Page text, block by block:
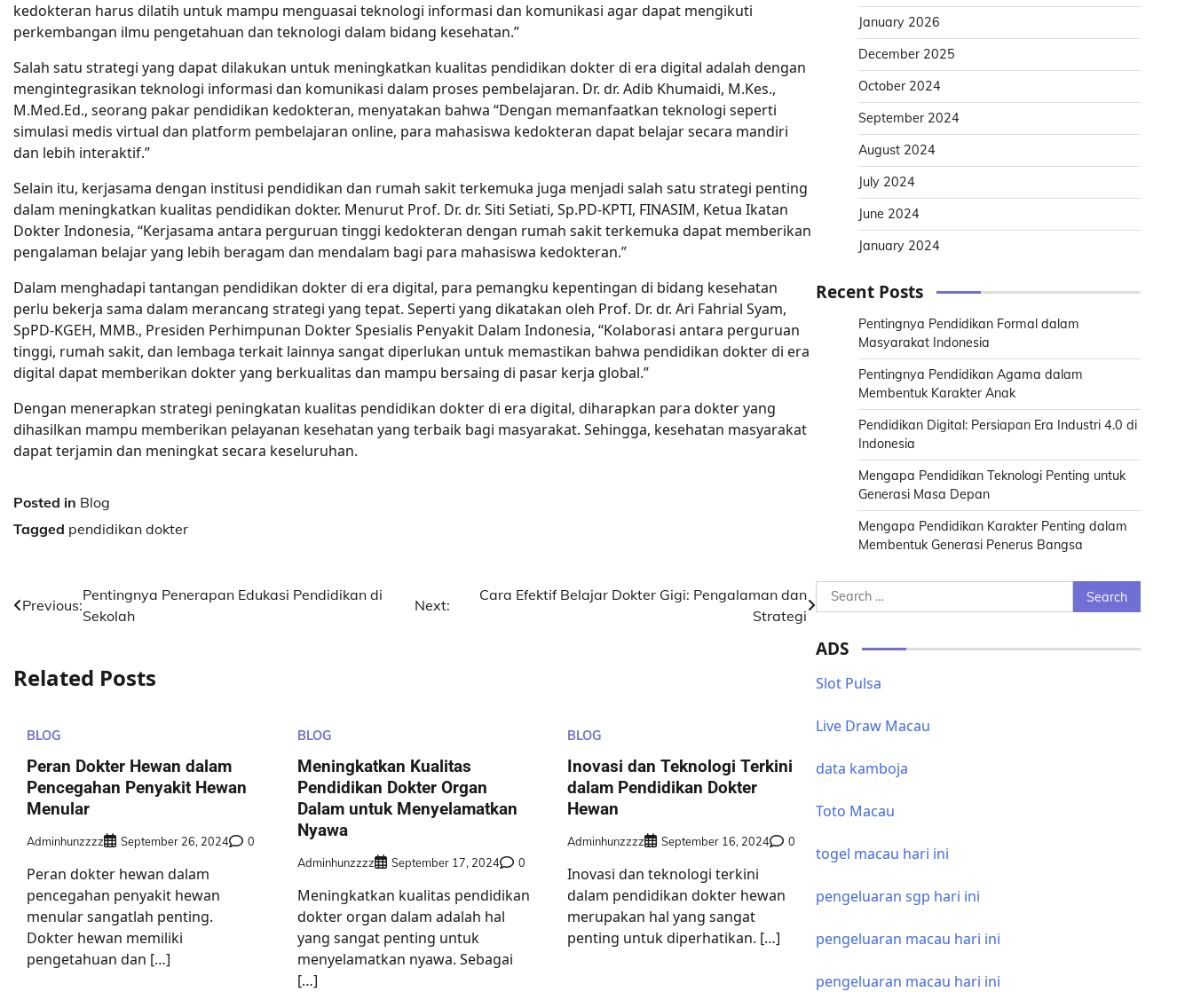
kedokteran harus dilatih untuk mampu menguasai teknologi informasi dan komunikasi agar dapat mengikuti
perkembangan ilmu pengetahuan dan teknologi dalam bidang kesehatan.”
Salah satu strategi yang dapat dilakukan untuk meningkatkan kualitas pendidikan dokter di era digital adalah dengan
mengintegrasikan teknologi informasi dan komunikasi dalam proses pembelajaran. Dr. dr. Adib Khumaidi, M.Kes.,
M.Med.Ed., seorang pakar pendidikan kedokteran, menyatakan bahwa “Dengan memanfaatkan teknologi seperti
simulasi medis virtual dan platform pembelajaran online, para mahasiswa kedokteran dapat belajar secara mandiri
dan lebih interaktif.”
Selain itu, kerjasama dengan institusi pendidikan dan rumah sakit terkemuka juga menjadi salah satu strategi penting
dalam meningkatkan kualitas pendidikan dokter. Menurut Prof. Dr. dr. Siti Setiati, Sp.PD-KPTI, FINASIM, Ketua Ikatan
Dokter Indonesia, “Kerjasama antara perguruan tinggi kedokteran dengan rumah sakit terkemuka dapat memberikan
pengalaman belajar yang lebih beragam dan mendalam bagi para mahasiswa kedokteran.”
Dalam menghadapi tantangan pendidikan dokter di era digital, para pemangku kepentingan di bidang kesehatan
perlu bekerja sama dalam merancang strategi yang tepat. Seperti yang dikatakan oleh Prof. Dr. dr. Ari Fahrial Syam,
SpPD-KGEH, MMB., Presiden Perhimpunan Dokter Spesialis Penyakit Dalam Indonesia, “Kolaborasi antara perguruan
tinggi, rumah sakit, dan lembaga terkait lainnya sangat diperlukan untuk memastikan bahwa pendidikan dokter di era
digital dapat memberikan dokter yang berkualitas dan mampu bersaing di pasar kerja global.”
Dengan menerapkan strategi peningkatan kualitas pendidikan dokter di era digital, diharapkan para dokter yang
dihasilkan mampu memberikan pelayanan kesehatan yang terbaik bagi masyarakat. Sehingga, kesehatan masyarakat
dapat terjamin dan meningkat secara keseluruhan.
Posted in Blog
Tagged pendidikan dokter
Post
navigation
Previous:
Pentingnya Penerapan Edukasi Pendidikan di
Sekolah
Next:
Cara Efektif Belajar Dokter Gigi: Pengalaman dan
Strategi
Related Posts
BLOG
Peran Dokter Hewan dalam
Pencegahan Penyakit Hewan
Menular
Adminhunzzzz September 26, 2024 0
Peran dokter hewan dalam
pencegahan penyakit hewan
menular sangatlah penting.
Dokter hewan memiliki
pengetahuan dan […]
BLOG
Meningkatkan Kualitas
Pendidikan Dokter Organ
Dalam untuk Menyelamatkan
Nyawa
Adminhunzzzz September 17, 2024 0
Meningkatkan kualitas pendidikan
dokter organ dalam adalah hal
yang sangat penting untuk
menyelamatkan nyawa. Sebagai
[…]
BLOG
Inovasi dan Teknologi Terkini
dalam Pendidikan Dokter
Hewan
Adminhunzzzz September 16, 2024 0
Inovasi dan teknologi terkini
dalam pendidikan dokter hewan
merupakan hal yang sangat
penting untuk diperhatikan. […]
January 2026
December 2025
October 2024
September 2024
August 2024
July 2024
June 2024
January 2024
Recent Posts
Pentingnya Pendidikan Formal dalam
Masyarakat Indonesia
Pentingnya Pendidikan Agama dalam
Membentuk Karakter Anak
Pendidikan Digital: Persiapan Era Industri 4.0 di
Indonesia
Mengapa Pendidikan Teknologi Penting untuk
Generasi Masa Depan
Mengapa Pendidikan Karakter Penting dalam
Membentuk Generasi Penerus Bangsa
Search
for:
ADS
Slot Pulsa
Live Draw Macau
data kamboja
Toto Macau
togel macau hari ini
pengeluaran sgp hari ini
pengeluaran macau hari ini
pengeluaran macau hari ini